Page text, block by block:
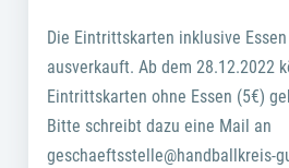
Die Eintrittskarten inklusive
ausverkauft. Ab dem 28.12.2022
Eintrittskarten ohne Essen (5€)
Bitte schreibt dazu eine Mail an
geschaeftsstelle@handballkreis-